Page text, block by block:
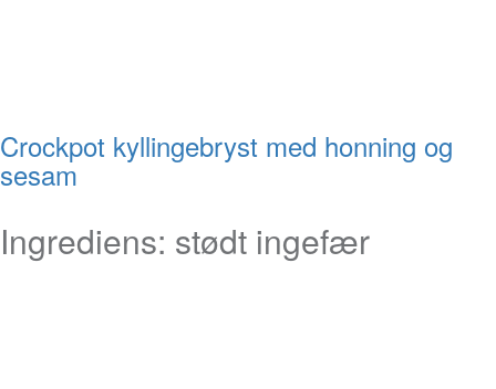
Crockpot kyllingebryst med honning og
sesam
Ingrediens: stødt ingefær